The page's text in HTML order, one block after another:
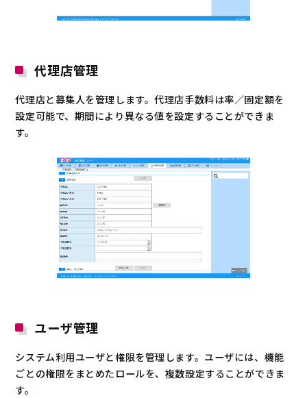
代理店管理
代理店と募集人を管理します。代理店手数料は率／固定額を
設定可能で、期間により異なる値を設定することができま
す。
ユーザ管理
システム利用ユーザと権限を管理します。ユーザには、機能
ごとの権限をまとめたロールを、複数設定することができま
す。